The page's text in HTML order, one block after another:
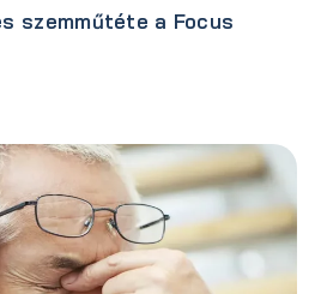
szemműtéte a Focus